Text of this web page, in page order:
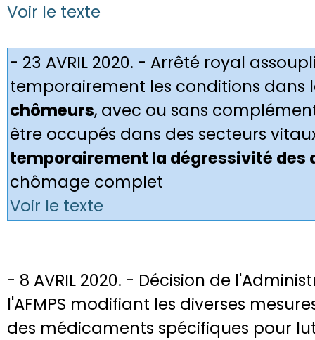
Voir le texte
- 23 AVRIL 2020. - Arrêté royal
temporairement les conditions dans
chômeurs, avec ou sans
être occupés dans des secteurs
temporairement la dégressivité des
chômage complet
Voir le texte
- 8 AVRIL 2020. - Décision de
l'AFMPS modifiant les diverses
des médicaments spécifiques pour